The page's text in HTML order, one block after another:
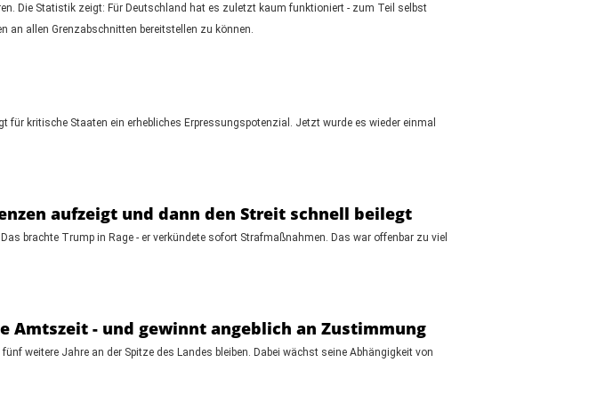
Die Statistik zeigt: Für Deutschland hat es zuletzt kaum funktioniert - zum Teil selbst
an allen Grenzabschnitten bereitstellen zu können.
kritische Staaten ein erhebliches Erpressungspotenzial. Jetzt wurde es wieder einmal
aufzeigt und dann den Streit schnell beilegt
brachte Trump in Rage - er verkündete sofort Strafmaßnahmen. Das war offenbar zu viel
Amtszeit - und gewinnt angeblich an Zustimmung
weitere Jahre an der Spitze des Landes bleiben. Dabei wächst seine Abhängigkeit von